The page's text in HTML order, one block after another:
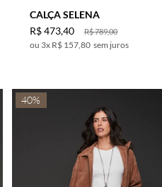
CALÇA SELENA
R$789,00
R$473,40
3x R$ 157,80 sem juros
40%